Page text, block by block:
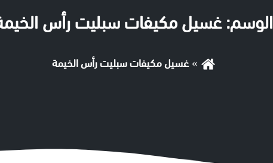
الوسم:غسيل مكيفات سبليت رأس
غسيل مكيفات سبليت رأس الخيمة